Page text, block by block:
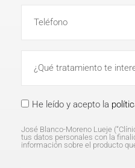
He leído y acepto la
José Blanco-Moreno Lueje
tus datos personales con la
información sobre el producto